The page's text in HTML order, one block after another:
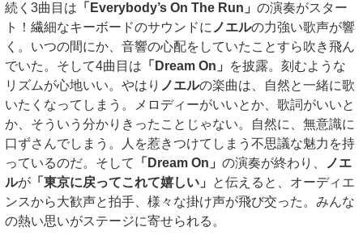
続く3曲目は 「Everybody’s On The Run」 の演奏がスター
ト！繊細なキーボードのサウンドにノエルの力強い歌声が響
く。いつの間にか、音響の心配をしていたことすら吹き飛ん
でいた。そして4曲目は 「Dream On」
を披露。刻むような
リズムが心地いい。やはり ノエルの楽曲は、自然と一緒に歌
いたくなってしまう。メロディーがいいとか、歌詞がいいと
か、そういう分かりきったことじゃない。自然に、無意識に
口ずさんでしまう。人を惹きつけてしまう不思議な魅力を持
っているのだ。そして
「Dream On」 の演奏が終わり、
ノエ
ルが 「東京に戻ってこれて嬉しい」
と伝えると、オーディエ
ンスから大歓声と拍手、様々な掛け声が飛び交った。みんな
の熱い思いがステージに寄せられる。